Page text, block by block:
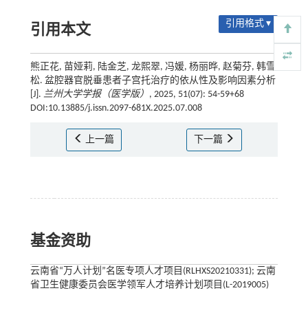
引用本文 引用格式 ▾
熊正花, 苗娅莉, 陆金芝, 龙熙翠, 冯媛, 杨丽晔, 赵菊芬, 韩雪
松. 盆腔器官脱垂患者子宫托治疗的依从性及影响因素分析
[J]. 兰州大学学报（医学版） , 2025, 51(07): 54-59+68
DOI:10.13885/j.issn.2097-681X.2025.07.008
上一篇 下一篇
基金资助
云南省“万人计划”名医专项人才项目(RLHXS20210331); 云南
省卫生健康委员会医学领军人才培养计划项目(L-2019005)